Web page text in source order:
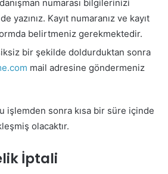
numarası bilgilerinizi
yazınız. Kayıt numaranız ve kayıt
belirtmeniz gerekmektedir.
bir şekilde doldurduktan sonra
mail adresine göndermeniz
işlemden sonra kısa bir süre içinde
olacaktır.
İptali